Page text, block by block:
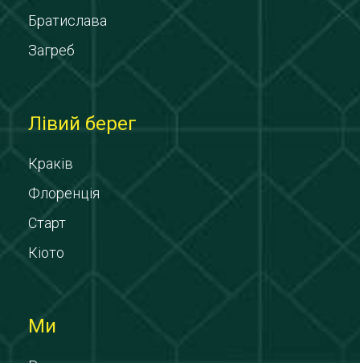
Братислава
Загреб
Лівий берег
Краків
Флоренція
Старт
Кіото
Ми